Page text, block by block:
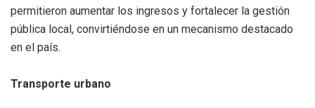
permitieron aumentar los ingresos y fortalecer la gestión
pública local, convirtiéndose en un mecanismo destacado
en el país.
Transporte urbano